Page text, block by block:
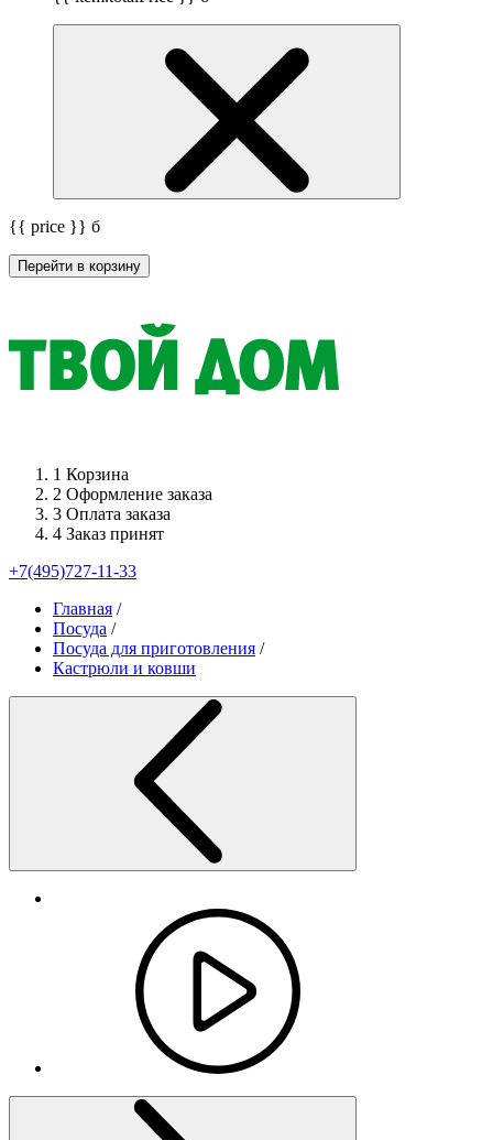
{{ price }} б
Перейти в корзину
1 Корзина
2 Оформление заказа
3 Оплата заказа
4 Заказ принят
+7(495)727-11-33
Главная /
Посуда /
Посуда для приготовления /
Кастрюли и ковши